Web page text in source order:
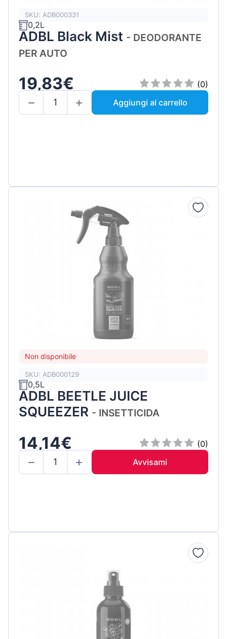
SKU: ADB000331
0,2L
ADBL Black Mist - DEODORANTE
PER AUTO
19,83€
(0)
Aggiungi al carrello
Non disponibile
SKU: ADB000129
0,5L
ADBL BEETLE JUICE
SQUEEZER - INSETTICIDA
14,14€
(0)
Avvisami